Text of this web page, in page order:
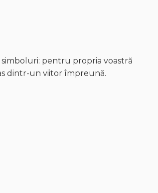
pentru propria voastră
dintr-un viitor împreună.